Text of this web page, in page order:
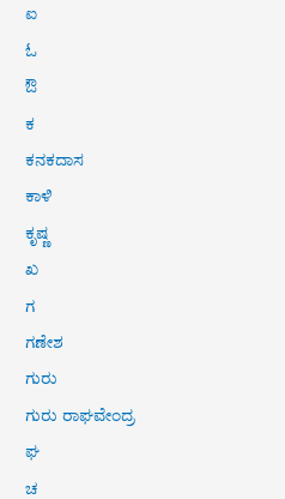
ಐ
ಓ
ಔ
ಕ
ಕನಕದಾಸ
ಕಾಳಿ
ಕೃಷ್ಣ
ಖ
ಗ
ಗಣೇಶ
ಗುರು
ಗುರು ರಾಘವೇಂದ್ರ
ಘ
ಚ